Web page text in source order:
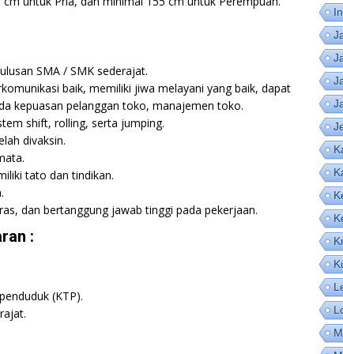
SMA / SMK sederajat.
baik, memiliki jiwa melayani yang baik, dapat
kepuasan pelanggan toko, manajemen toko.
shift, rolling, serta jumping.
divaksin.
tato dan tindikan.
dan bertanggung jawab tinggi pada pekerjaan.
:
(KTP).